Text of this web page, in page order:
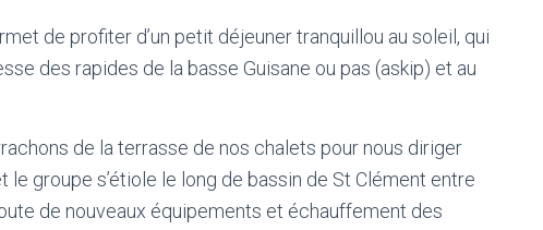
de profiter d’un petit déjeuner tranquillou au soleil, qui
des rapides de la basse Guisane ou pas (askip) et au
de la terrasse de nos chalets pour nous diriger
le groupe s’étiole le long de bassin de St Clément entre
de nouveaux équipements et échauffement des